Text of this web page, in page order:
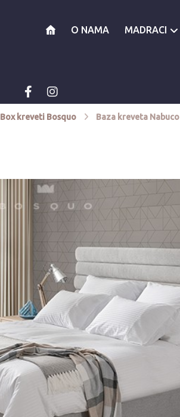
O NAMA MADRACI
Box kreveti Bosquo Baza kreveta Nabuco